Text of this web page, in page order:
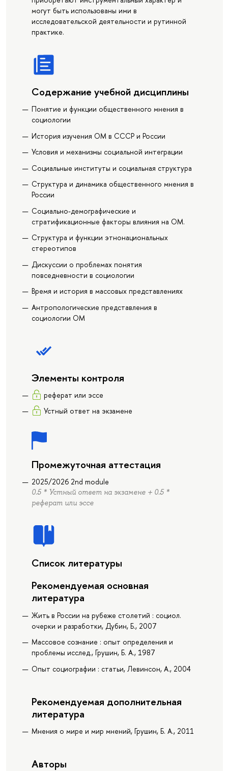
могут быть использованы ими в
исследовательской деятельности и рутинной
практике.
Содержание учебной дисциплины
Понятие и функции общественного мнения в
социологии
История изучения ОМ в СССР и России
Условия и механизмы социальной интеграции
Социальные институты и социальная структура
Структура и динамика общественного мнения в
России
Социально-демографические и
стратификационные факторы влияния на ОМ.
Структура и функции этнонациональных
стереотипов
Дискуссии о проблемах понятия
повседневности в социологии
Время и история в массовых представлениях
Антропологические представления в
социологии ОМ
Элементы контроля
реферат или эссе
Устный ответ на экзамене
Промежуточная аттестация
2025/2026 2nd module
0.5 * Устный ответ на экзамене + 0.5 *
реферат или эссе
Список литературы
Рекомендуемая основная
литература
Жить в России на рубеже столетий : социол.
очерки и разработки, Дубин, Б., 2007
Массовое сознание : опыт определения и
проблемы исслед., Грушин, Б. А., 1987
Опыт социографии : статьи, Левинсон, А., 2004
Рекомендуемая дополнительная
литература
Мнения о мире и мир мнений, Грушин, Б. А., 2011
Авторы